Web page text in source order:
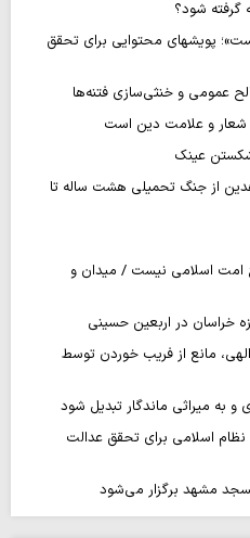
گرفته شود؟
پویشهای محتوایی برای تحقق
عمومی و خنثی‌سازی فتنه‌ها
شعار و علامت دین است
عینک
از جنگ تحمیلی هشت ساله تا
امت اسلامی نیست / میدان و
خراسان در اربعین حسینی
مانع از فریب خوردن توسط
به میراثی ماندگار تبدیل شود
اسلامی برای تحقق عدالت